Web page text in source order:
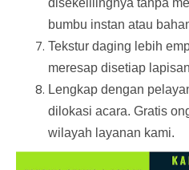
disekelilingnya tanpa
bumbu instan atau
Tekstur daging lebih
meresap disetiap
Lengkap dengan
dilokasi acara. Gratis
wilayah layanan kami.